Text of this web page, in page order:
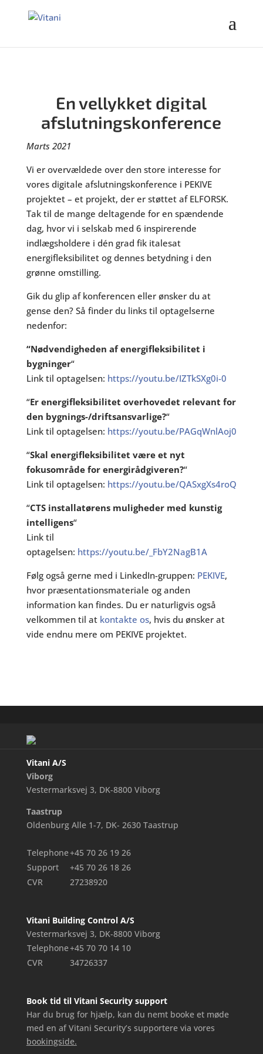
En vellykket digital
afslutningskonference
Marts 2021
Vi er overvældede over den store interesse for
vores digitale afslutningskonference i PEKIVE
projektet – et projekt, der er støttet af ELFORSK.
Tak til de mange deltagende for en spændende
dag, hvor vi i selskab med 6 inspirerende
indlægsholdere i dén grad fik italesat
energifleksibilitet og dennes betydning i den
grønne omstilling.
Gik du glip af konferencen eller ønsker du at
gense den? Så finder du links til optagelserne
nedenfor:
“Nødvendigheden af energifleksibilitet i
bygninger“
Link til optagelsen: https://youtu.be/IZTkSXg0i-0
“Er energifleksibilitet overhovedet relevant for
den bygnings-/driftsansvarlige?“
Link til optagelsen: https://youtu.be/PAGqWnlAoj0
“Skal energifleksibilitet være et nyt
fokusområde for energirådgiveren?“
Link til optagelsen: https://youtu.be/QASxgXs4roQ
“CTS installatørens muligheder med kunstig
intelligens“
Link til
optagelsen: https://youtu.be/_FbY2NagB1A
Følg også gerne med i LinkedIn-gruppen: PEKIVE,
hvor præsentationsmateriale og anden
information kan findes. Du er naturligvis også
velkommen til at kontakte os, hvis du ønsker at
vide endnu mere om PEKIVE projektet.
Vitani A/S
Viborg
Vestermarksvej 3, DK-8800 Viborg
Taastrup
Oldenburg Alle 1-7, DK- 2630 Taastrup
Telephone+45 70 26 19 26
Support
+45 70 26 18 26
CVR
27238920
Vitani Building Control A/S
Vestermarksvej 3, DK-8800 Viborg
Telephone+45 70 70 14 10
CVR
34726337
Book tid til Vitani Security support
Har du brug for hjælp, kan du nemt booke et møde
med en af Vitani Security’s supportere via vores
bookingside.